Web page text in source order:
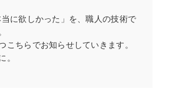
に欲しかった」を、職人の技術で
こちらでお知らせしていきます。
。